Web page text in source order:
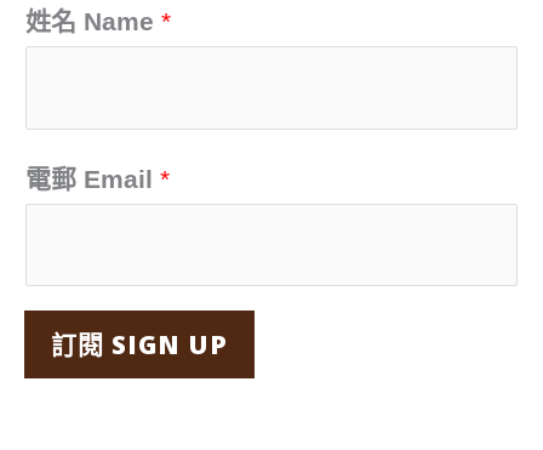
字
姓名 Name *
電郵 Email *
訂閱 SIGN UP